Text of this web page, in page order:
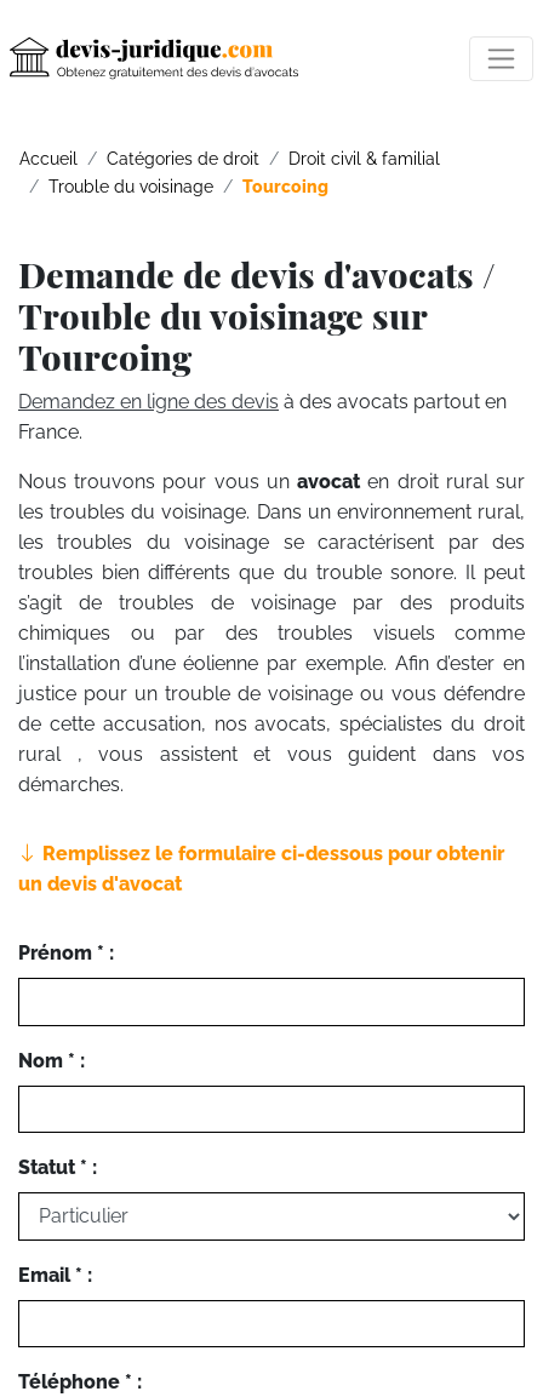
Accueil Catégories de droit
Droit civil & familial
Trouble du voisinage
Tourcoing
Demande de devis d'avocats /
Trouble du voisinage sur
Tourcoing
Demandez en ligne des devis à des avocats partout en
France.
Nous trouvons pour vous unavocaten droit rural sur
les troubles du voisinage. Dans un environnement rural,
les troubles du voisinage se caractérisent par des
troubles bien différents que du trouble sonore. Il peut
s’agit de troubles de voisinage par des produits
chimiques ou par des troubles visuels comme
l’installation d’une éolienne par exemple. Afin d’ester en
justice pour un trouble de voisinage ou vous défendre
de cette accusation, nos avocats, spécialistes du droit
rural , vous assistent et vous guident dans vos
démarches.
Remplissez le formulaire ci-dessous pour obtenir
un devis d'avocat
Prénom * :
Nom * :
Statut * :
Email * :
Téléphone * :